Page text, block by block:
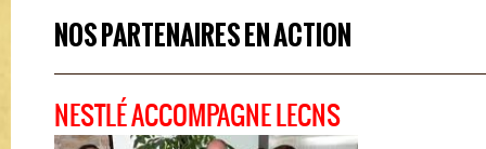
NOS PARTENAIRES EN ACTION
NESTLÉ ACCOMPAGNE LECNS